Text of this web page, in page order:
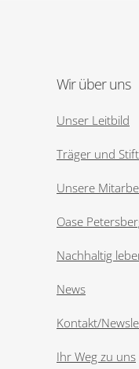
Wir über uns
Unser Leitbild
Träger und
Unsere
Oase
Nachhaltig
News
Kontakt/
Ihr Weg zu uns